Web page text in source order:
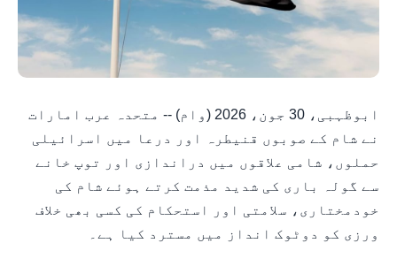
ابوظہبی، 30 جون، 2026 (وام) -- متحدہ عرب امارات
نے شام کے صوبوں قنیطرہ اور درعا میں اسرائیلی
حملوں، شامی علاقوں میں دراندازی اور توپ خانے
سے گولہ باری کی شدید مذمت کرتے ہوئے شام کی
خودمختاری، سلامتی اور استحکام کی کسی بھی خلاف
ورزی کو دوٹوک انداز میں مسترد کیا ہے۔